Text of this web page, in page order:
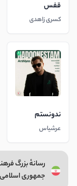
قفس
کسری زاهدی
ندونستم
عرشیاس
رسانهٔ بزرگ
جمهوری